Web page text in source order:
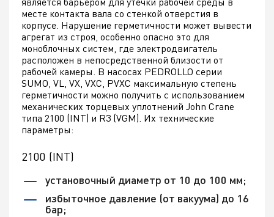
месте контакта вала со стенкой отверстия в
корпусе. Нарушение герметичности может вывести
агрегат из строя, особенно опасно это для
моноблочных систем, где электродвигатель
расположен в непосредственной близости от
рабочей камеры. В насосах PEDROLLO серии
SUMO, VL, VX, VXC, PVXC максимальную степень
герметичности можно получить с использованием
механических торцевых уплотнений John Crane
типа 2100 (INT) и R3 (VGM). Их технические
параметры:
2100 (INT)
установочный диаметр от 10 до 100 мм;
избыточное давление (от вакуума) до 16
бар;